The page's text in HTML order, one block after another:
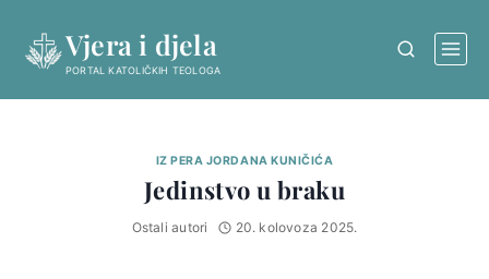
content
Vjera i djela
PORTAL KATOLIČKIH TEOLOGA
IZ PERA JORDANA KUNIČIĆA
Jedinstvo u braku
Ostali autori 20. kolovoza 2025.